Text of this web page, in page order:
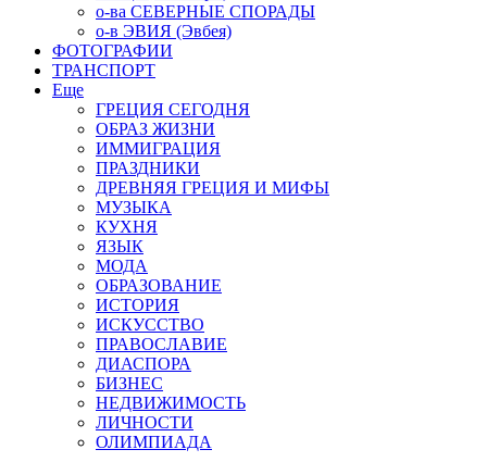
о-ва СЕВЕРНЫЕ СПОРАДЫ
о-в ЭВИЯ (Эвбея)
ФОТОГРАФИИ
ТРАНСПОРТ
Еще
ГРЕЦИЯ СЕГОДНЯ
ОБРАЗ ЖИЗНИ
ИММИГРАЦИЯ
ПРАЗДНИКИ
ДРЕВНЯЯ ГРЕЦИЯ И МИФЫ
МУЗЫКА
КУХНЯ
ЯЗЫК
МОДА
ОБРАЗОВАНИЕ
ИСТОРИЯ
ИСКУССТВО
ПРАВОСЛАВИЕ
ДИАСПОРА
БИЗНЕС
НЕДВИЖИМОСТЬ
ЛИЧНОСТИ
ОЛИМПИАДА